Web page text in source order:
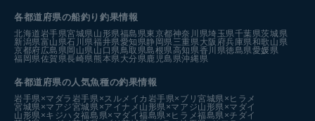
各都道府県の船釣り釣果情報
北海道岩手県宮城県山形県福島県東京都神奈川県埼玉県千葉県茨城県
新潟県富山県石川県福井県愛知県静岡県三重県大阪府兵庫県和歌山県
京都府広島県岡山県山口県鳥取県島根県高知県香川県徳島県愛媛県
福岡県佐賀県長崎県熊本県大分県鹿児島県沖縄県
各都道府県の人気魚種の釣果情報
岩手県×マダラ 岩手県×スルメイカ 岩手県×ブリ宮城県×ヒラメ
宮城県×マアジ宮城県×アイナメ 山形県×マアジ山形県×マダイ
山形県×キジハタ福島県×マダイ福島県×ヒラメ福島県×チダイ